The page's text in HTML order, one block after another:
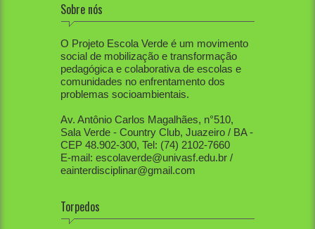
Sobre nós
O Projeto Escola Verde é um movimento
social de mobilização e transformação
pedagógica e colaborativa de escolas e
comunidades no enfrentamento dos
problemas socioambientais.
Av. Antônio Carlos Magalhães, n°510,
Sala Verde - Country Club, Juazeiro / BA -
CEP 48.902-300, Tel: (74) 2102-7660
E-mail: escolaverde@univasf.edu.br /
eainterdisciplinar@gmail.com
Torpedos
1. PEV já mobilizou diretamente mais de
80 mil pessoas, apenas na região do Vale